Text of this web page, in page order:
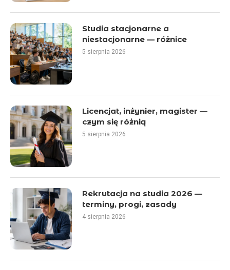
Studia stacjonarne a
niestacjonarne — różnice
5 sierpnia 2026
Licencjat, inżynier, magister —
czym się różnią
5 sierpnia 2026
Rekrutacja na studia 2026 —
terminy, progi, zasady
4 sierpnia 2026